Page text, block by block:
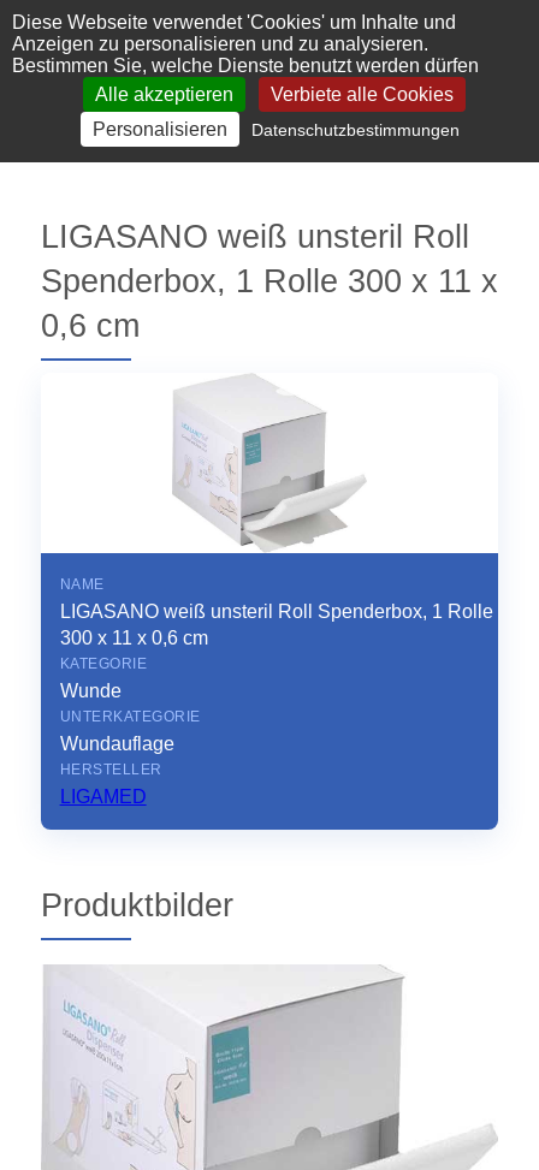
Cookie-Einstellungen
Diese Webseite verwendet 'Cookies' um Inhalte und
Anzeigen zu personalisieren und zu analysieren.
Bestimmen Sie, welche Dienste benutzt werden dürfen
Alle akzeptieren
Verbiete alle Cookies
Personalisieren
Datenschutzbestimmungen
LIGASANO weiß unsteril Roll
Spenderbox, 1 Rolle 300 x 11 x
0,6 cm
NAME
LIGASANO weiß unsteril Roll Spenderbox, 1 Rolle
300 x 11 x 0,6 cm
KATEGORIE
Wunde
UNTERKATEGORIE
Wundauflage
HERSTELLER
LIGAMED
Produktbilder